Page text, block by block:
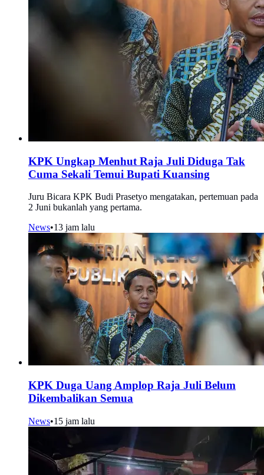
KPK Ungkap Menhut Raja Juli Diduga Tak
Cuma Sekali Temui Bupati Kuansing
Juru Bicara KPK Budi Prasetyo mengatakan, pertemuan pada
2 Juni bukanlah yang pertama.
News•13 jam lalu
KPK Duga Uang Amplop Raja Juli Belum
Dikembalikan Semua
News•15 jam lalu